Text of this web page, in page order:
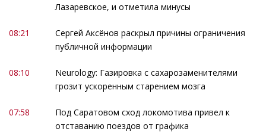
Лазаревское, и отметила минусы
08:21
Сергей Аксёнов раскрыл причины ограничения
публичной информации
08:10
Neurology: Газировка с сахарозаменителями
грозит ускоренным старением мозга
07:58
Под Саратовом сход локомотива привел к
отставанию поездов от графика